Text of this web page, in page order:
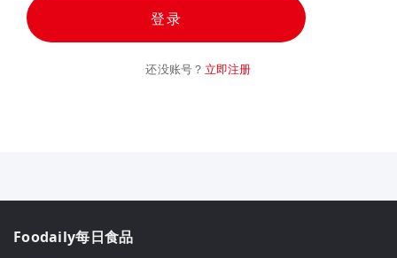
登录
还没账号？ 立即注册
Foodaily每日食品